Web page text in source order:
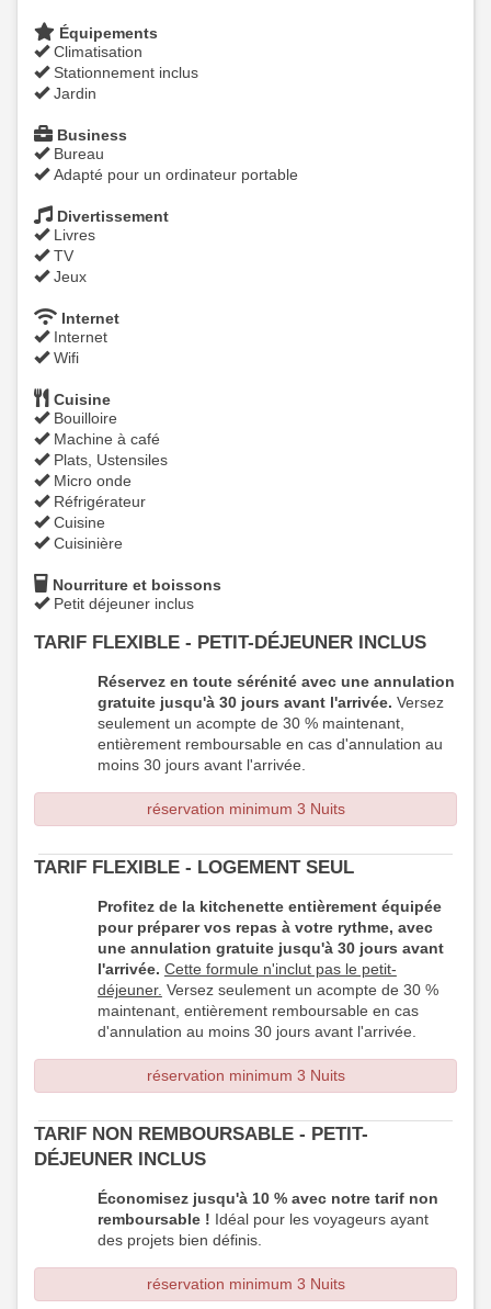
Équipements
Climatisation
Stationnement inclus
Jardin
Business
Bureau
Adapté pour un ordinateur portable
Divertissement
Livres
TV
Jeux
Internet
Internet
Wifi
Cuisine
Bouilloire
Machine à café
Plats, Ustensiles
Micro onde
Réfrigérateur
Cuisine
Cuisinière
Nourriture et boissons
Petit déjeuner inclus
TARIF FLEXIBLE - PETIT-DÉJEUNER INCLUS
Réservez en toute sérénité avec une annulation
gratuite jusqu'à 30 jours avant l'arrivée. Versez
seulement un acompte de 30 % maintenant,
entièrement remboursable en cas d'annulation au
moins 30 jours avant l'arrivée.
réservation minimum 3 Nuits
TARIF FLEXIBLE - LOGEMENT SEUL
Profitez de la kitchenette entièrement équipée
pour préparer vos repas à votre rythme, avec
une annulation gratuite jusqu'à 30 jours avant
l'arrivée. Cette formule n'inclut pas le petit-
déjeuner. Versez seulement un acompte de 30 %
maintenant, entièrement remboursable en cas
d'annulation au moins 30 jours avant l'arrivée.
réservation minimum 3 Nuits
TARIF NON REMBOURSABLE - PETIT-
DÉJEUNER INCLUS
Économisez jusqu'à 10 % avec notre tarif non
remboursable ! Idéal pour les voyageurs ayant
des projets bien définis.
réservation minimum 3 Nuits